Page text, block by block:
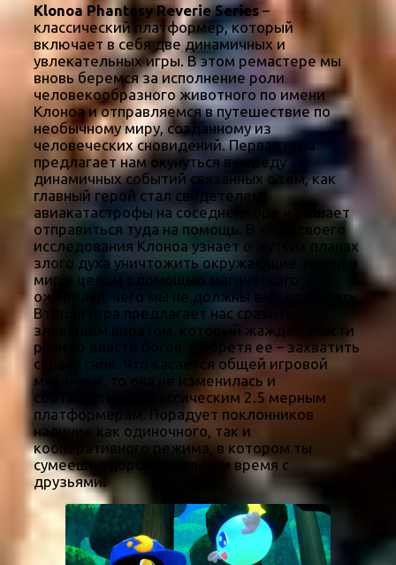
Klonoa Phantasy Reverie Series –
классический платформер, который
включает в себя две динамичных и
увлекательных игры. В этом ремастере мы
вновь беремся за исполнение роли
человекообразного животного по имени
Клоноа и отправляемся в путешествие по
необычному миру, созданному из
человеческих сновидений. Первая игра
предлагает нам окунуться в череду
динамичных событий связанных с тем, как
главный герой стал свидетелем
авиакатастрофы на соседней горе и решает
отправиться туда на помощь. В ходе своего
исследования Клоноа узнает о жутких планах
злого духа уничтожить окружающие земли и
мир в целом с помощью магического
ожерелья, чего мы не должны ему допустить.
Вторая игра предлагает нас сразиться со
зловещим пиратом, который жаждет власти
равную власти богов, а обретя ее – захватить
страну снов. Что касается общей игровой
механики, то она не изменилась и
соответствует классическим 2.5 мерным
платформерам. Порадует поклонников
наличие как одиночного, так и
кооперативного режима, в котором ты
сумеешь здорово провести время с
друзьями.